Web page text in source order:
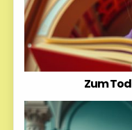
Zum